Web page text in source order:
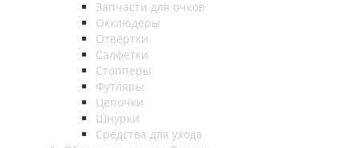
Запчасти для очков
Окклюдеры
Отвёртки
Салфетки
Стопперы
Футляры
Цепочки
Шнурки
Средства для ухода